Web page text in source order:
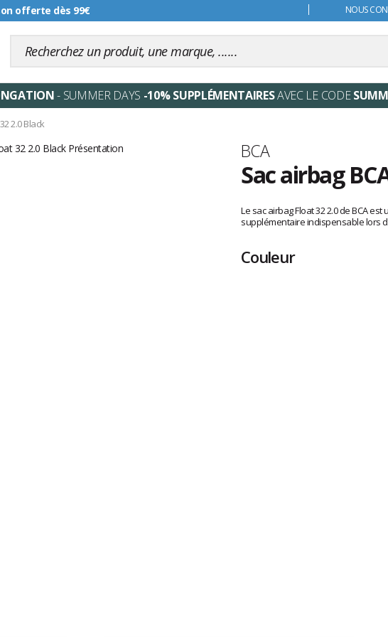
offerte dès 99€ NOUS
- SUMMER DAYS -10% SUPPLÉMENTAIRESAVEC LE CODE
2.0 Black
Marque
BCA
Sac airbag
avis
clients
Le sac airbag Float 32 2.0 de BCA
supplémentaire indispensable lors
Couleur